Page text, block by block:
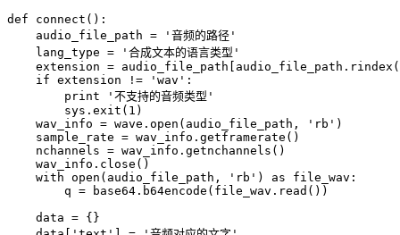
def connect ():
    audio_file_path
= '音频的路径'
    lang_type
= '合成文本的语言类型'
    extension
= audio_file_path[audio_file_path.rindex(
    if
extension != 'wav' :
        print
'不支持的音频类型'
        sys.exit(
1 )
    wav_info
= wave.open(audio_file_path, 'rb' )
    sample_rate
= wav_info.getframerate()
    nchannels
= wav_info.getnchannels()
    wav_info.close()
    with
open (audio_file_path, 'rb' ) as file_wav:
        q
= base64.b64encode(file_wav.read())
    data
= {}